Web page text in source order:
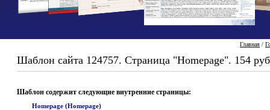
Главная /
Шаблон сайта 124757. Страница "Homepage". 154
Шаблон содержит следующие внутренние страницы:
Homepage (Homepage)